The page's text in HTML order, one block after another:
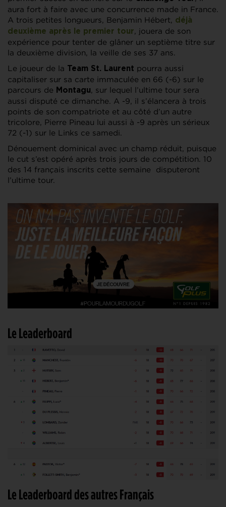
aura fort à faire avec une concurrence made in France.
A trois petites longueurs, Benjamin Hébert, déjà
deuxième après le premier tour, jouera de son
expérience pour tenter de glâner un septième titre sur
la deuxième division, la veille de ses 37 ans.
Le joueur de la
Team St. Laurent pourra aussi
capitaliser sur sa carte immaculée en 66 (-6) sur le
parcours de Montagu, sur lequel l’ultime tour sera
aussi disputé ce dimanche. A -9, il s’élancera à trois
points de son compatriote et au côté d’un autre
tricolore, Pierre Pineau lui aussi à -9 après un sérieux
72 (-1) sur le Links ce samedi.
Dénouement dominical avec un champ réduit, puisque
le cut s’est opéré après trois jours de compétition. 10
des 14 français inscrits cette semaine disputeront
l’ultime tour.
Le Leaderboard
Le Leaderboard des autres Français